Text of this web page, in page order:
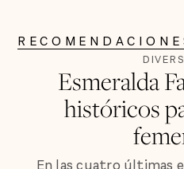
Esmeralda
históricos